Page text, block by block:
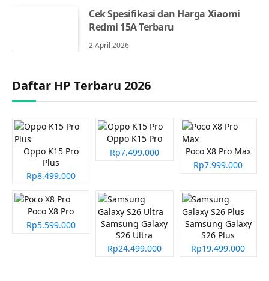
Cek Spesifikasi dan Harga Xiaomi
Redmi 15A Terbaru
2 April 2026
Daftar HP Terbaru 2026
Oppo K15 Pro
Plus
Rp8.499.000
Oppo K15 Pro
Rp7.499.000
Poco X8 Pro Max
Rp7.999.000
Poco X8 Pro
Rp5.599.000
Samsung Galaxy
S26 Ultra
Rp24.499.000
Samsung Galaxy
S26 Plus
Rp19.499.000